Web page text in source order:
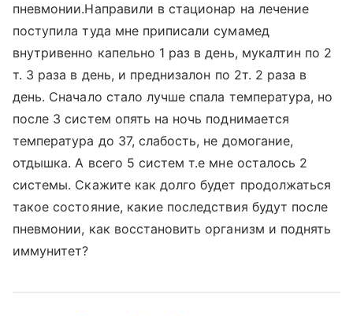
пневмонии.Направили в стационар на лечение
поступила туда мне приписали сумамед
внутривенно капельно 1 раз в день, мукалтин по 2
т. 3 раза в день, и преднизалон по 2т. 2 раза в
день. Сначало стало лучше спала температура, но
после 3 систем опять на ночь поднимается
температура до 37, слабость, не домогание,
отдышка. А всего 5 систем т.е мне осталось 2
системы. Скажите как долго будет продолжаться
такое состояние, какие последствия будут после
пневмонии, как восстановить организм и поднять
иммунитет?